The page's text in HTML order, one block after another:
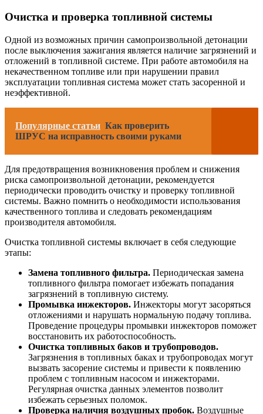
Очистка и проверка топливной системы
Одной из возможных причин самопроизвольной детонации
после выключения зажигания является наличие загрязнений и
отложений в топливной системе. При работе автомобиля на
некачественном топливе или при нарушении правил
эксплуатации топливная система может стать засоренной и
неэффективной.
Популярные статьи Как проверить
ШРУС на исправность своими руками
Для предотвращения возникновения проблем и снижения
риска самопроизвольной детонации, рекомендуется
периодически проводить очистку и проверку топливной
системы. Важно помнить о необходимости использования
качественного топлива и следовать рекомендациям
производителя автомобиля.
Очистка топливной системы включает в себя следующие
этапы:
Замена топливного фильтра. Периодическая замена
топливного фильтра помогает избежать попадания
загрязнений в топливную систему.
Промывка инжекторов. Инжекторы могут засоряться
отложениями и нарушать нормальную подачу топлива.
Проведение процедуры промывки инжекторов поможет
восстановить их работоспособность.
Очистка топливных баков и трубопроводов.
Загрязнения в топливных баках и трубопроводах могут
вызвать засорение системы и привести к появлению
проблем с топливным насосом и инжекторами.
Регулярная очистка данных элементов позволит
избежать серьезных поломок.
Проверка наличия воздушных пробок. Воздушные